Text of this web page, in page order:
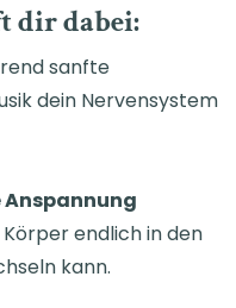
dir dabei:
sanfte
dein Nervensystem
Anspannung
Körper endlich in den
kann.